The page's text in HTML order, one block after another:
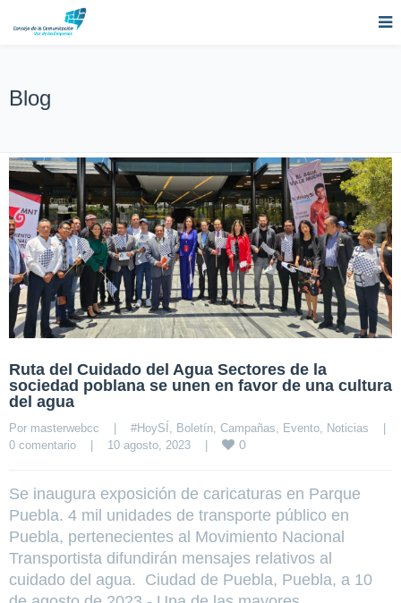
Blog
Ruta del Cuidado del Agua Sectores de la
sociedad poblana se unen en favor de una cultura
del agua
Por masterwebcc | #HoySÍ Boletín Campañas Evento Noticias
|
0 comentario
| 10 agosto, 2023 | 0
Se inaugura exposición de caricaturas en Parque
Puebla. 4 mil unidades de transporte público en
Puebla, pertenecientes al Movimiento Nacional
Transportista difundirán mensajes relativos al
cuidado del agua. Ciudad de Puebla, Puebla, a 10